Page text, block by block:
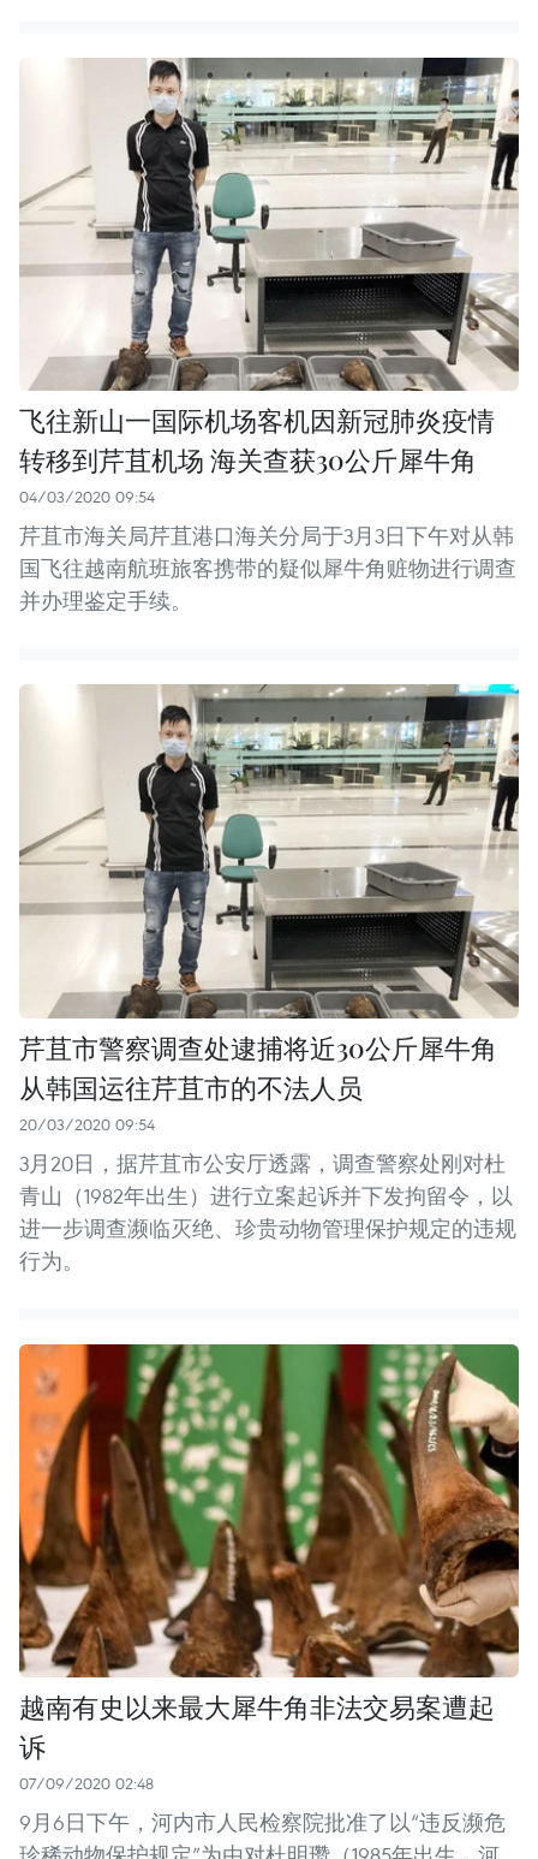
飞往新山一国际机场客机因新冠肺炎疫情
转移到芹苴机场 海关查获30公斤犀牛角
04/03/2020 09:54
芹苴市海关局芹苴港口海关分局于3月3日下午对从韩
国飞往越南航班旅客携带的疑似犀牛角赃物进行调查
并办理鉴定手续。
芹苴市警察调查处逮捕将近30公斤犀牛角
从韩国运往芹苴市的不法人员
20/03/2020 09:54
3月20日，据芹苴市公安厅透露，调查警察处刚对杜
青山（1982年出生）进行立案起诉并下发拘留令，以
进一步调查濒临灭绝、珍贵动物管理保护规定的违规
行为。
越南有史以来最大犀牛角非法交易案遭起
诉
07/09/2020 02:48
9月6日下午，河内市人民检察院批准了以“违反濒危